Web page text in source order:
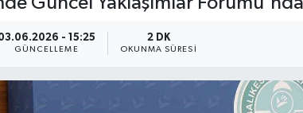
- 15:25
GÜNCELLEME
2 DK
OKUNMA SÜRESI